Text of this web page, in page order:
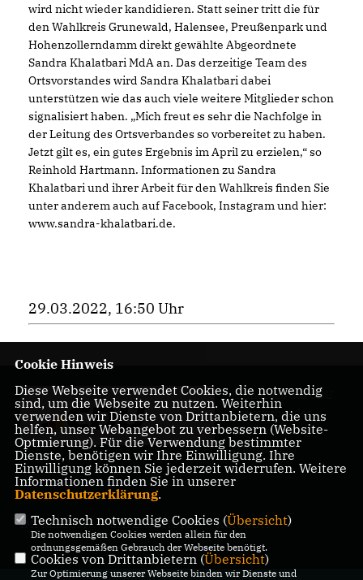
wird nicht wieder kandidieren. Statt seiner tritt die für
den Wahlkreis Grunewald, Halensee, Preußenpark und
Hohenzollerndamm direkt gewählte Abgeordnete
Sandra Khalatbari MdA an. Das derzeitige Team des
Ortsvorstandes wird Sandra Khalatbari dabei
unterstützen wie das auch viele weitere Mitglieder schon
signalisiert haben. „Mich freut es sehr die Nachfolge in
der Leitung des Ortsverbandes so vorbereitet zu haben.
Jetzt gilt es, ein gutes Ergebnis im April zu erzielen,“ so
Reinhold Hartmann. Informationen zu Sandra
Khalatbari und ihrer Arbeit für den Wahlkreis finden Sie
unter anderem auch auf Facebook, Instagram und hier:
www.sandra-khalatbari.de.
29.03.2022, 16:50 Uhr
Homepage des CDU
Kreisverbandes
Charlottenburg-
Wilmersdorf
IMPRESSUM DATENSCHUTZ KONTAKT
Cookie Hinweis
Diese Webseite verwendet Cookies, die notwendig
sind, um die Webseite zu nutzen. Weiterhin
verwenden wir Dienste von Drittanbietern, die uns
helfen, unser Webangebot zu verbessern (Website-
Optmierung). Für die Verwendung bestimmter
Dienste, benötigen wir Ihre Einwilligung. Ihre
Einwilligung können Sie jederzeit widerrufen. Weitere
Informationen finden Sie in unserer
Datenschutzerklärung.
Technisch notwendige Cookies (Übersicht)
Die notwendigen Cookies werden allein für den
ordnungsgemäßen Gebrauch der Webseite benötigt.
Cookies von Drittanbietern (Übersicht)
Zur Optimierung unserer Webseite binden wir Dienste und